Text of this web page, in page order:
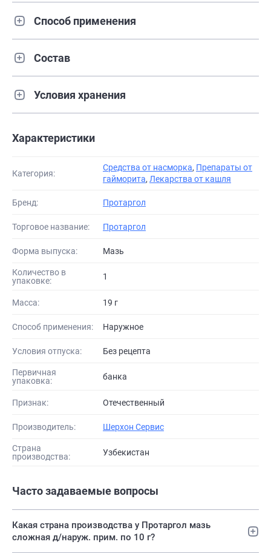
Способ применения
Состав
Условия хранения
Характеристики
Категория:
Средства от насморка, Препараты от
гайморита, Лекарства от кашля
Бренд: Протаргол
Торговое название: Протаргол
Форма выпуска: Мазь
Количество в
упаковке:
1
Масса: 19 г
Способ применения: Наружное
Условия отпуска: Без рецепта
Первичная
упаковка:
банка
Признак: Отечественный
Производитель: Шерхон Сервис
Страна
производства:
Узбекистан
Часто задаваемые вопросы
Какая страна производства у Протаргол мазь
сложная д/наруж. прим. по 10 г?